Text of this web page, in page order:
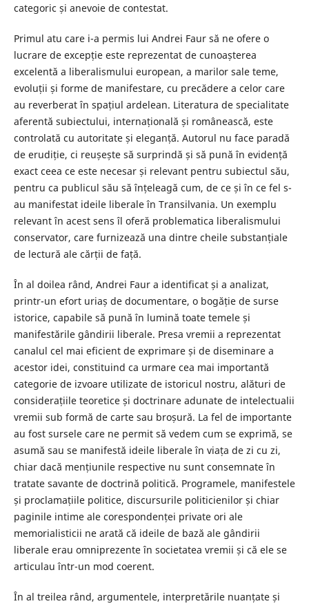
categoric și anevoie de contestat.
Primul atu care i-a permis lui Andrei Faur să ne ofere o
lucrare de excepție este reprezentat de cunoașterea
excelentă a liberalismului european, a marilor sale teme,
evoluții și forme de manifestare, cu precădere a celor care
au reverberat în spațiul ardelean. Literatura de specialitate
aferentă subiectului, internațională și românească, este
controlată cu autoritate și eleganță. Autorul nu face paradă
de erudiție, ci reușește să surprindă și să pună în evidență
exact ceea ce este necesar și relevant pentru subiectul său,
pentru ca publicul său să înțeleagă cum, de ce și în ce fel s-
au manifestat ideile liberale în Transilvania. Un exemplu
relevant în acest sens îl oferă problematica liberalismului
conservator, care furnizează una dintre cheile substanțiale
de lectură ale cărții de față.
În al doilea rând, Andrei Faur a identificat și a analizat,
printr-un efort uriaș de documentare, o bogăție de surse
istorice, capabile să pună în lumină toate temele și
manifestările gândirii liberale. Presa vremii a reprezentat
canalul cel mai eficient de exprimare și de diseminare a
acestor idei, constituind ca urmare cea mai importantă
categorie de izvoare utilizate de istoricul nostru, alături de
considerațiile teoretice și doctrinare adunate de intelectualii
vremii sub formă de carte sau broșură. La fel de importante
au fost sursele care ne permit să vedem cum se exprimă, se
asumă sau se manifestă ideile liberale în viața de zi cu zi,
chiar dacă mențiunile respective nu sunt consemnate în
tratate savante de doctrină politică. Programele, manifestele
și proclamațiile politice, discursurile politicienilor și chiar
paginile intime ale corespondenței private ori ale
memorialisticii ne arată că ideile de bază ale gândirii
liberale erau omniprezente în societatea vremii și că ele se
articulau într-un mod coerent.
În al treilea rând, argumentele, interpretările nuanțate și